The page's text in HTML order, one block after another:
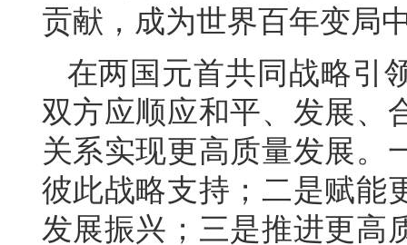
贡献，成为世界百年变局
在两国元首共同战略引
双方应顺应和平、发展、
关系实现更高质量发展。
彼此战略支持；二是赋能
发展振兴；三是推进更高